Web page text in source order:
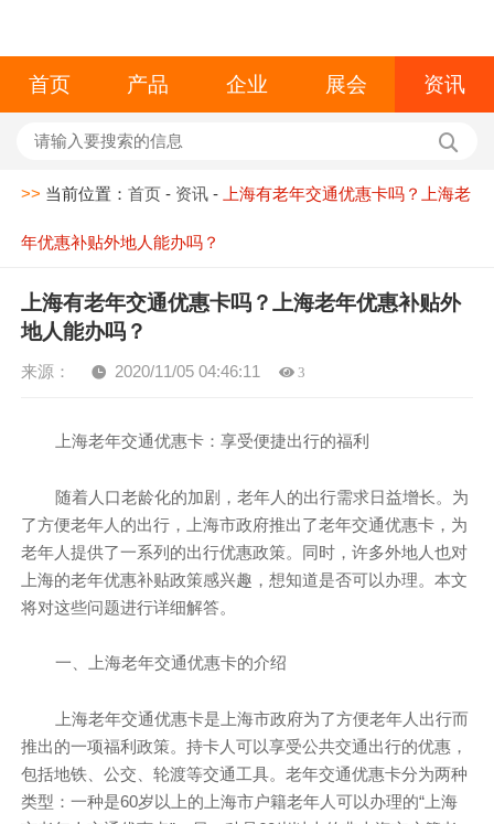
首页 产品 企业 展会 资讯
>> 当前位置：首页 - 资讯 - 上海有老年交通优惠卡吗？上海老
年优惠补贴外地人能办吗？
上海有老年交通优惠卡吗？上海老年优惠补贴外
地人能办吗？
来源： 2020/11/05 04:46:11 3
上海老年交通优惠卡：享受便捷出行的福利
随着人口老龄化的加剧，老年人的出行需求日益增长。为
了方便老年人的出行，上海市政府推出了老年交通优惠卡，为
老年人提供了一系列的出行优惠政策。同时，许多外地人也对
上海的老年优惠补贴政策感兴趣，想知道是否可以办理。本文
将对这些问题进行详细解答。
一、上海老年交通优惠卡的介绍
上海老年交通优惠卡是上海市政府为了方便老年人出行而
推出的一项福利政策。持卡人可以享受公共交通出行的优惠，
包括地铁、公交、轮渡等交通工具。老年交通优惠卡分为两种
类型：一种是60岁以上的上海市户籍老年人可以办理的“上海